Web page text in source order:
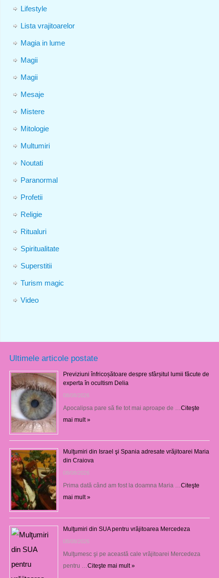
Lifestyle
Lista vrajitoarelor
Magia in lume
Magii
Magii
Mesaje
Mistere
Mitologie
Multumiri
Noutati
Paranormal
Profetii
Religie
Ritualuri
Spiritualitate
Superstitii
Turism magic
Video
Ultimele articole postate
Previziuni înfricoșătoare despre sfârșitul lumii făcute de
experta în ocultism Delia
08/08/2026
Apocalipsa pare să fie tot mai aproape de … Citeşte
mai mult »
Mulţumiri din Israel şi Spania adresate vrăjitoarei Maria
din Craiova
08/08/2026
Prima dată când am fost la doamna Maria … Citeşte
mai mult »
Mulţumiri din SUA pentru vrăjitoarea Mercedeza
08/08/2026
Mulţumesc şi pe această cale vrăjitoarei Mercedeza
pentru … Citeşte mai mult »